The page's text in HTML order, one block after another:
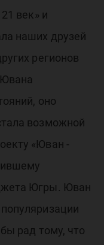
век» и
наших друзей
регионов
оно
возможной
«Юван -
Югры. Юван
рад тому, что